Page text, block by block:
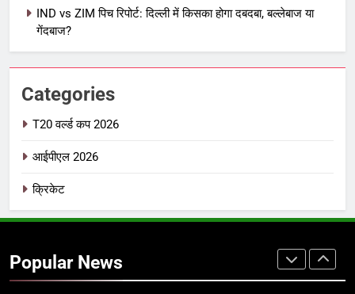
IND vs ZIM पिच रिपोर्ट: दिल्ली में किसका होगा दबदबा, बल्लेबाज या
गेंदबाज?
Categories
T20 वर्ल्ड कप 2026
आईपीएल 2026
क्रिकेट
Popular News
IPL इतिहास की सबसे असफल टीमें: एक
8
अर्जुन तेंदुलकर की पत्नी सानिया चंडोक:
उम्र, परिवार, करियर और शादी से जुड़ी हर